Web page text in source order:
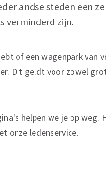
steden een
verminderd zijn.
of een wagenpark van
Dit geldt voor zowel
helpen we je op weg.
onze ledenservice.